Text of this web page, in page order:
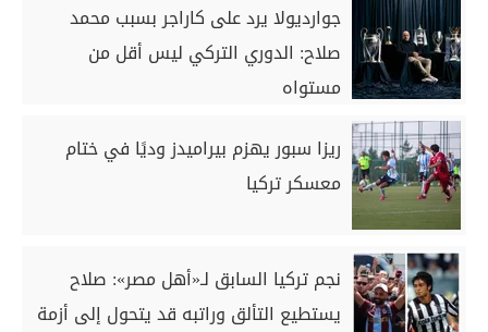
جوارديولا يرد على كاراجر بسبب محمد
صلاح: الدوري التركي ليس أقل من
مستواه
ريزا سبور يهزم بيراميدز وديًا في ختام
معسكر تركيا
نجم تركيا السابق لـ«أهل مصر»: صلاح
يستطيع التألق وراتبه قد يتحول إلى أزمة